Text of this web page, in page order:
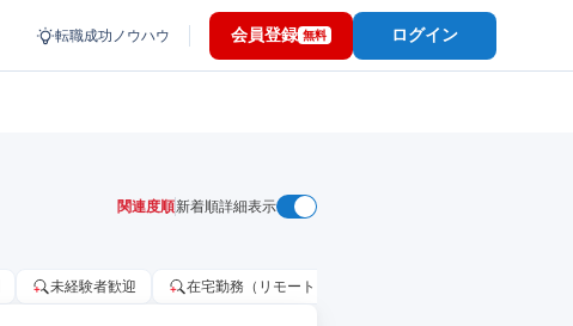
転職成功ノウハウ 会員登録 無料 ログイン
関連度順新着順詳細表示
未経験者歓迎 在宅勤務（リモートワーク）OK